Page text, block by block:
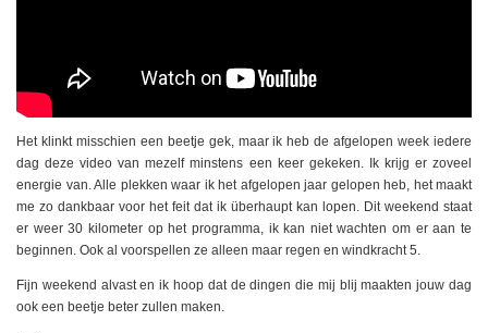
Het klinkt misschien een beetje gek, maar ik heb de afgelopen week iedere
dag deze video van mezelf minstens een keer gekeken. Ik krijg er zoveel
energie van. Alle plekken waar ik het afgelopen jaar gelopen heb, het maakt
me zo dankbaar voor het feit dat ik überhaupt kan lopen. Dit weekend staat
er weer 30 kilometer op het programma, ik kan niet wachten om er aan te
beginnen. Ook al voorspellen ze alleen maar regen en windkracht 5.
Fijn weekend alvast en ik hoop dat de dingen die mij blij maakten jouw dag
ook een beetje beter zullen maken.